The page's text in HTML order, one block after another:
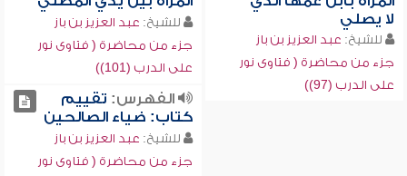
لا يصلي
للشيخ: عبد العزيز بن باز
جزء من محاضرة ( فتاوى نور
على الدرب (97))
للشيخ: عبد العزيز بن باز
جزء من محاضرة ( فتاوى نور
على الدرب (101))
الفهرس: تقييم
كتاب: ضياء الصالحين
للشيخ: عبد العزيز بن باز
جزء من محاضرة ( فتاوى نور